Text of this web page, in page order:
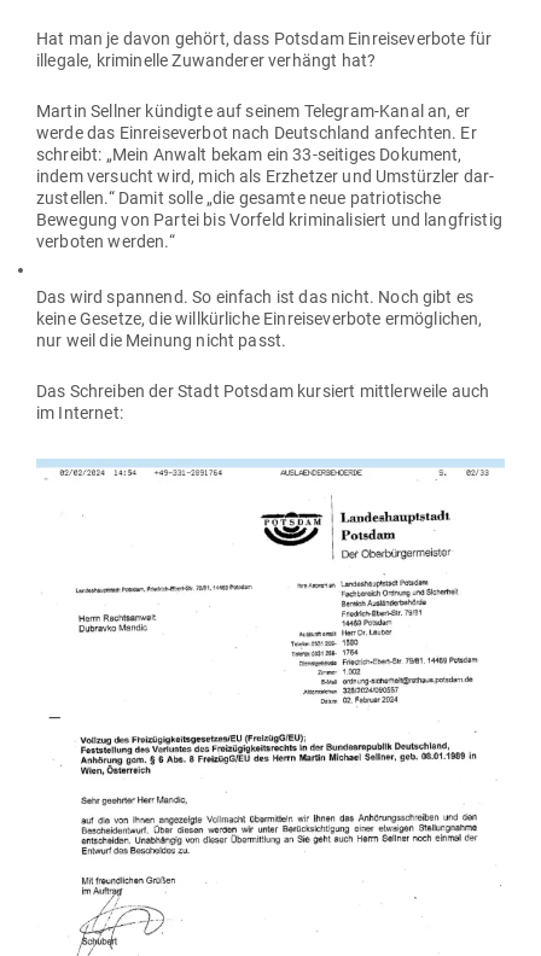
Hat man je davon gehört, dass Potsdam Ein­rei­se­verbote für
illegale, kri­mi­nelle Zuwan­derer ver­hängt hat?
Martin Sellner kün­digte auf seinem Telegram-Kanal an, er
werde das Ein­rei­se­verbot nach Deutschland anfechten. Er
schreibt: „Mein Anwalt bekam ein 33-sei­tiges Dokument,
indem ver­sucht wird, mich als Erz­hetzer und Umstürzler dar­
zu­stellen.“ Damit solle „die gesamte neue patrio­tische
Bewegung von Partei bis Vorfeld kri­mi­na­li­siert und lang­fristig
ver­boten werden.“
Das wird spannend. So einfach ist das nicht. Noch gibt es
keine Gesetze, die will­kür­liche Ein­rei­se­verbote ermög­lichen,
nur weil die Meinung nicht passt.
Das Schreiben der Stadt Potsdam kur­siert mitt­ler­weile auch
im Internet: